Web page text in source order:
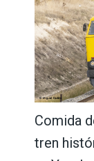
Comida
tren